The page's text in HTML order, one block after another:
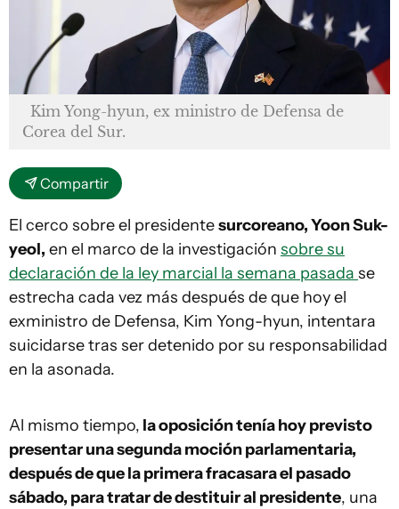
Kim Yong-hyun, ex ministro de Defensa de
Corea del Sur.
Compartir
El cerco sobre el presidentesurcoreano, Yoon Suk-
yeol, en el marco de la investigación sobre su
declaración de la ley marcial la semana pasada se
estrecha cada vez más después de que hoy el
exministro de Defensa, Kim Yong-hyun, intentara
suicidarse tras ser detenido por su responsabilidad
en la asonada.
Al mismo tiempo, la oposición tenía hoy previsto
presentar una segunda moción parlamentaria,
después de que la primera fracasara el pasado
sábado, para tratar de destituir al presidente, una